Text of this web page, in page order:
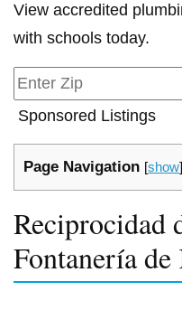
View accredited
with schools today.
Sponsored Listings
Page Navigation [show]
Reciprocidad
Fontanería